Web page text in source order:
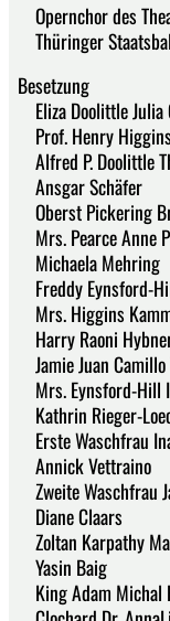
Opernchor des
Thüringer
Besetzung
Eliza Doolittle Julia
Prof. Henry
Alfred P. Doolittle
Ansgar Schäfer
Oberst Pickering
Mrs. Pearce Anne
Michaela Mehring
Freddy Eynsford-
Mrs. Higgins
Harry Raoni
Jamie Juan Camillo
Mrs. Eynsford-Hill
Kathrin Rieger-
Erste Waschfrau
Annick Vettraino
Zweite Waschfrau
Diane Claars
Zoltan Karpathy
Yasin Baig
King Adam Michal